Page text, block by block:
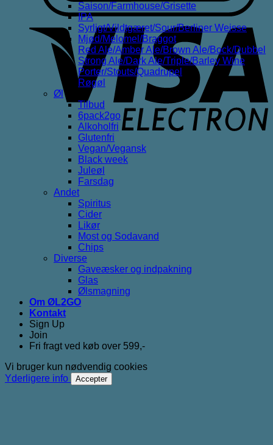
Saison/Farmhouse/Grisette
IPA
Syrligt/Vildtgæret/Sour/Berliner Weisse
Mjød/Melomel/Braggot
Red Ale/Amber Ale/Brown Ale/Bock/Dubbel
Strong Ale/Dark Ale/Triple/Barley Wine
Porter/Stouts/Quadrupel
Røgøl
Øl
Tilbud
6pack2go
Alkoholfri
Glutenfri
Vegan/Vegansk
Black week
Juleøl
Farsdag
Andet
Spiritus
Cider
Likør
Most og Sodavand
Chips
Diverse
Gaveæsker og indpakning
Glas
Ølsmagning
Om ØL2GO
Kontakt
Sign Up
Join
Fri fragt ved køb over 599,-
Vi bruger kun nødvendig cookies
Yderligere info
Accepter